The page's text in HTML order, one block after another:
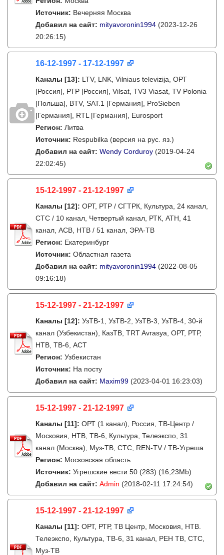
Источник: Вечерняя Москва
Добавил на сайт: mityavoronin1994 (2023-12-26
20:26:15)
16-12-1997 - 17-12-1997
Каналы [13]: LTV, LNK, Vilniaus televizija, ОРТ
[Россия], РТР [Россия], Vilsat, TV3 Viasat, TV Polonia
[Польша], BTV, SAT.1 [Германия], ProSieben
[Германия], RTL [Германия], Eurosport
Регион: Литва
Источник: Respubilka (версия на рус. яз.)
Добавил на сайт: Wendy Corduroy (2019-04-24
22:02:45)
15-12-1997 - 21-12-1997
Каналы [12]: ОРТ, РТР / СГТРК, Культура, 24 канал,
СТС / 10 канал, Четвертый канал, РТК, АТН, 41
канал, АСВ, НТВ / 51 канал, ЭРА-ТВ
Регион: Екатеринбург
Источник: Областная газета
Добавил на сайт: mityavoronin1994 (2022-08-05
09:16:18)
15-12-1997 - 21-12-1997
Каналы [12]: УзТВ-1, УзТВ-2, УзТВ-3, УзТВ-4, 30-й
канал (Узбекистан), КазТВ, TRT Avrasya, ОРТ, РТР,
НТВ, ТВ-6, АСТ
Регион: Узбекистан
Источник: На посту
Добавил на сайт: Maxim99 (2023-04-01 16:23:03)
15-12-1997 - 21-12-1997
Каналы [11]: ОРТ (1 канал), Россия, ТВ-Центр /
Московия, НТВ, ТВ-6, Культура, Телеэкспо, 31
канал (Москва), Муз-ТВ, СТС, REN-TV / ТВ-Угреша
Регион: Московская область
Источник: Угрешские вести 50 (283) (16,23Mb)
Добавил на сайт: Admin (2018-02-11 17:24:54)
15-12-1997 - 21-12-1997
Каналы [11]: ОРТ, РТР, ТВ Центр, Московия, НТВ.
Телеэкспо, Культура, ТВ-6, 31 канал, РЕН ТВ, СТС,
Муз-ТВ